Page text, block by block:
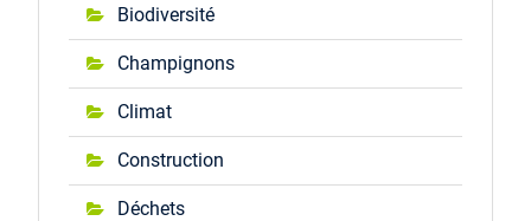
Biodiversité
Champignons
Climat
Construction
Déchets